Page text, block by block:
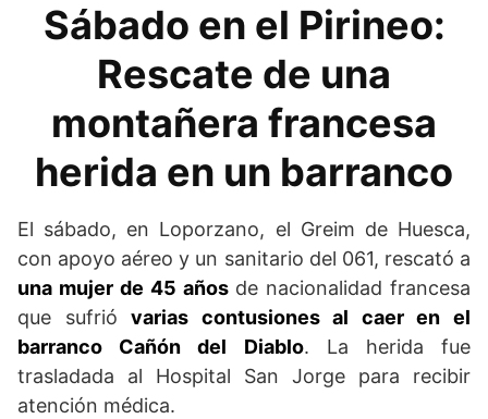
Sábado en el Pirineo:
Rescate de una
montañera francesa
herida en un barranco
El sábado, en Loporzano, el Greim de Huesca,
con apoyo aéreo y un sanitario del 061, rescató a
una mujer de 45 años de nacionalidad francesa
que sufrióvarias contusiones al caer en el
barranco Cañón del Diablo. La herida fue
trasladada al Hospital San Jorge para recibir
atención médica.